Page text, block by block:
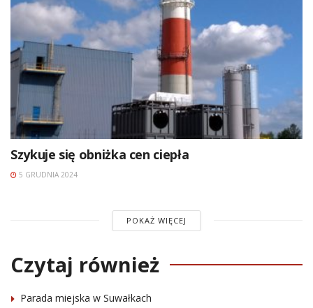
Szykuje się obniżka cen ciepła
5 GRUDNIA 2024
POKAŻ WIĘCEJ
Czytaj również
Parada miejska w Suwałkach